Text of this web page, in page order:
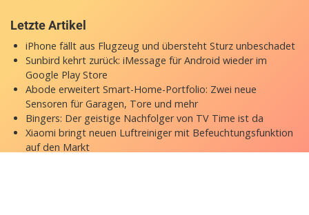
Letzte Artikel
iPhone fällt aus Flugzeug und übersteht Sturz unbeschadet
Sunbird kehrt zurück: iMessage für Android wieder im
Google Play Store
Abode erweitert Smart-Home-Portfolio: Zwei neue
Sensoren für Garagen, Tore und mehr
Bingers: Der geistige Nachfolger von TV Time ist da
Xiaomi bringt neuen Luftreiniger mit Befeuchtungsfunktion
auf den Markt